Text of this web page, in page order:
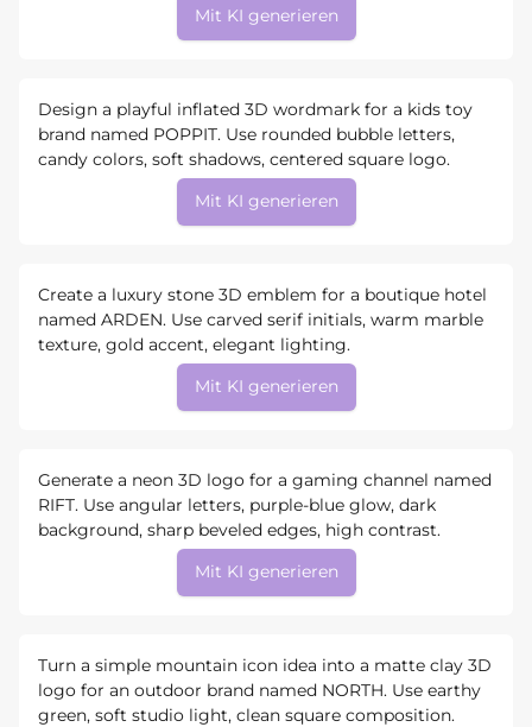
Mit KI generieren
Design a playful inflated 3D wordmark for a kids toy
brand named POPPIT. Use rounded bubble letters,
candy colors, soft shadows, centered square logo.
Mit KI generieren
Create a luxury stone 3D emblem for a boutique hotel
named ARDEN. Use carved serif initials, warm marble
texture, gold accent, elegant lighting.
Mit KI generieren
Generate a neon 3D logo for a gaming channel named
RIFT. Use angular letters, purple-blue glow, dark
background, sharp beveled edges, high contrast.
Mit KI generieren
Turn a simple mountain icon idea into a matte clay 3D
logo for an outdoor brand named NORTH. Use earthy
green, soft studio light, clean square composition.